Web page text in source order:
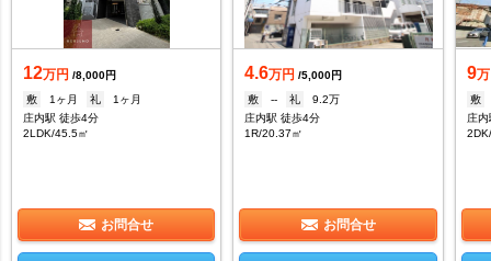
12万円 /8,000円
敷
1ヶ月 礼
1ヶ月
庄内駅 徒歩4分
2LDK/45.5㎡
お問合せ
4.6万円 /5,000円
敷
-- 礼
9.2万
庄内駅 徒歩4分
1R/20.37㎡
お問合せ
9
敷
庄